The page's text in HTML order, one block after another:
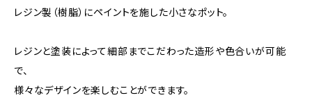
レジン製（樹脂）にペイントを施した小さなポット。
レジンと塗装によって細部までこだわった造形や色合いが可能
で、
様々なデザインを楽しむことができます。